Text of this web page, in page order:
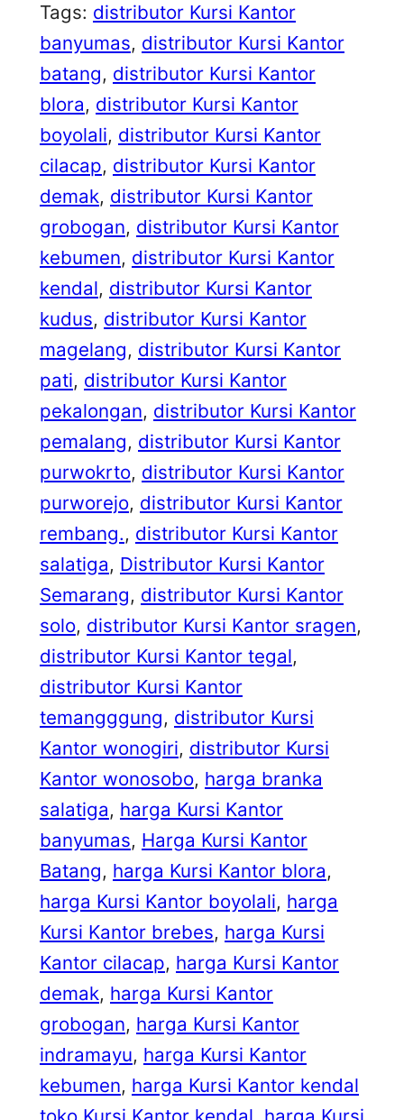
Tags: distributor Kursi Kantor
banyumas, distributor Kursi Kantor
batang, distributor Kursi Kantor
blora, distributor Kursi Kantor
boyolali, distributor Kursi Kantor
cilacap, distributor Kursi Kantor
demak, distributor Kursi Kantor
grobogan, distributor Kursi Kantor
kebumen, distributor Kursi Kantor
kendal, distributor Kursi Kantor
kudus, distributor Kursi Kantor
magelang, distributor Kursi Kantor
pati, distributor Kursi Kantor
pekalongan, distributor Kursi Kantor
pemalang, distributor Kursi Kantor
purwokrto, distributor Kursi Kantor
purworejo, distributor Kursi Kantor
rembang., distributor Kursi Kantor
salatiga, Distributor Kursi Kantor
Semarang, distributor Kursi Kantor
solo, distributor Kursi Kantor sragen
distributor Kursi Kantor tegal
distributor Kursi Kantor
temangggung, distributor Kursi
Kantor wonogiri, distributor Kursi
Kantor wonosobo, harga branka
salatiga, harga Kursi Kantor
banyumas, Harga Kursi Kantor
Batang, harga Kursi Kantor blora
harga Kursi Kantor boyolali, harga
Kursi Kantor brebes, harga Kursi
Kantor cilacap, harga Kursi Kantor
demak, harga Kursi Kantor
grobogan, harga Kursi Kantor
indramayu, harga Kursi Kantor
kebumen, harga Kursi Kantor kendal